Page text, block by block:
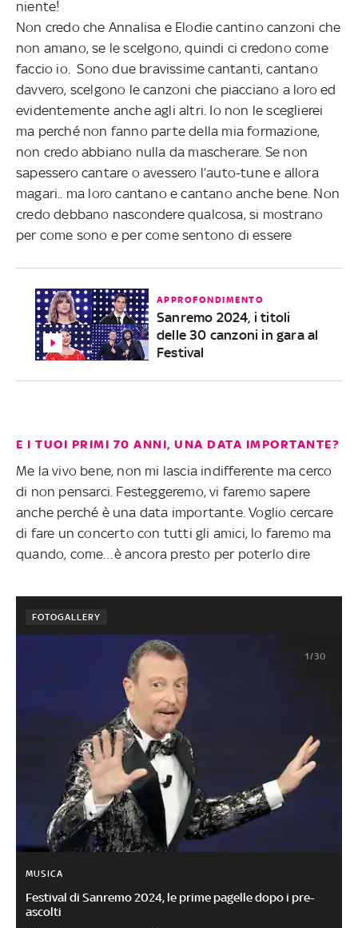
niente!
Non credo che Annalisa e Elodie cantino canzoni che
non amano, se le scelgono, quindi ci credono come
faccio io. Sono due bravissime cantanti, cantano
davvero, scelgono le canzoni che piacciano a loro ed
evidentemente anche agli altri. Io non le sceglierei
ma perché non fanno parte della mia formazione,
non credo abbiano nulla da mascherare. Se non
sapessero cantare o avessero l’auto-tune e allora
magari.. ma loro cantano e cantano anche bene. Non
credo debbano nascondere qualcosa, si mostrano
per come sono e per come sentono di essere
APPROFONDIMENTO
Sanremo 2024, i titoli
delle 30 canzoni in gara al
Festival
E I TUOI PRIMI 70 ANNI, UNA DATA IMPORTANTE?
Me la vivo bene, non mi lascia indifferente ma cerco
di non pensarci. Festeggeremo, vi faremo sapere
anche perché è una data importante. Voglio cercare
di fare un concerto con tutti gli amici, lo faremo ma
quando, come…è ancora presto per poterlo dire
FOTOGALLERY
1/30
MUSICA
Festival di Sanremo 2024, le prime pagelle dopo i pre-
ascolti